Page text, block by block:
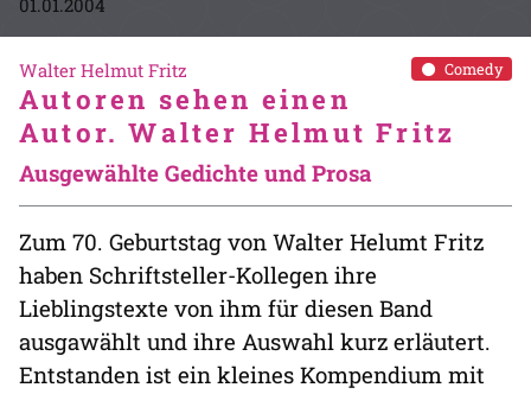
Comedy
Walter Helmut Fritz
Autoren sehen einen
Autor. Walter Helmut Fritz
Ausgewählte Gedichte und Prosa
Zum 70. Geburtstag von Walter Helumt Fritz
haben Schriftsteller-Kollegen ihre
Lieblingstexte von ihm für diesen Band
ausgawählt und ihre Auswahl kurz erläutert.
Entstanden ist ein kleines Kompendium mit